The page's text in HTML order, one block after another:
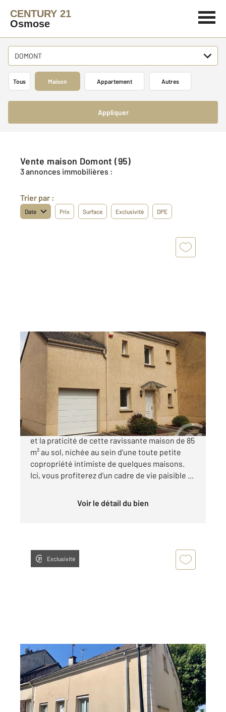
CENTURY 21
Osmose
DOMONT
Tous Maison Appartement Autres
Appliquer
Vente maison Domont (95)
3 annonces immobilières :
Trier par :
Date Prix Surface Exclusivité DPE
DOMONT 95
85,02 m 2, 3 pièces
Ref : 18394
Maison à vendre
275 000 €
À Domont, laissez-vous séduire par le charme
et la praticité de cette ravissante maison de 85
m² au sol, nichée au sein d'une toute petite
copropriété intimiste de quelques maisons.
Ici, vous profiterez d'un cadre de vie paisible ...
Voir le détail du bien
Exclusivité
DOMONT 95
78 m2, 4 pièces
Ref : 20393
Maison à vendre